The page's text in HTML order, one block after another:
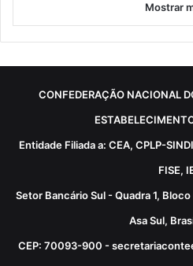
Mostrar
CONFEDERAÇÃO NACIONAL
Entidade Filiada a: CEA, CPLP-
FISE,
Setor Bancário Sul - Quadra 1,
Asa Sul,
CEP: 70093-900 -